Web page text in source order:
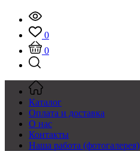
0
0
Каталог
Оплата и доставка
О нас
Контакты
Наша работа (фотогалерея)